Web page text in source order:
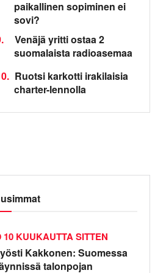
paikallinen sopiminen ei
sovi?
Venäjä yritti ostaa 2
suomalaista radioasemaa
Ruotsi karkotti irakilaisia
charter-lennolla
Kakkonen: Suomessa
talonpojan
10 KUUKAUTTA SITTEN